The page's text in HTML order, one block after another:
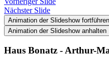
Nächster Slide
Animation der Slideshow fortführen
Animation der Slideshow anhalten
Haus Bonatz - Arthur-